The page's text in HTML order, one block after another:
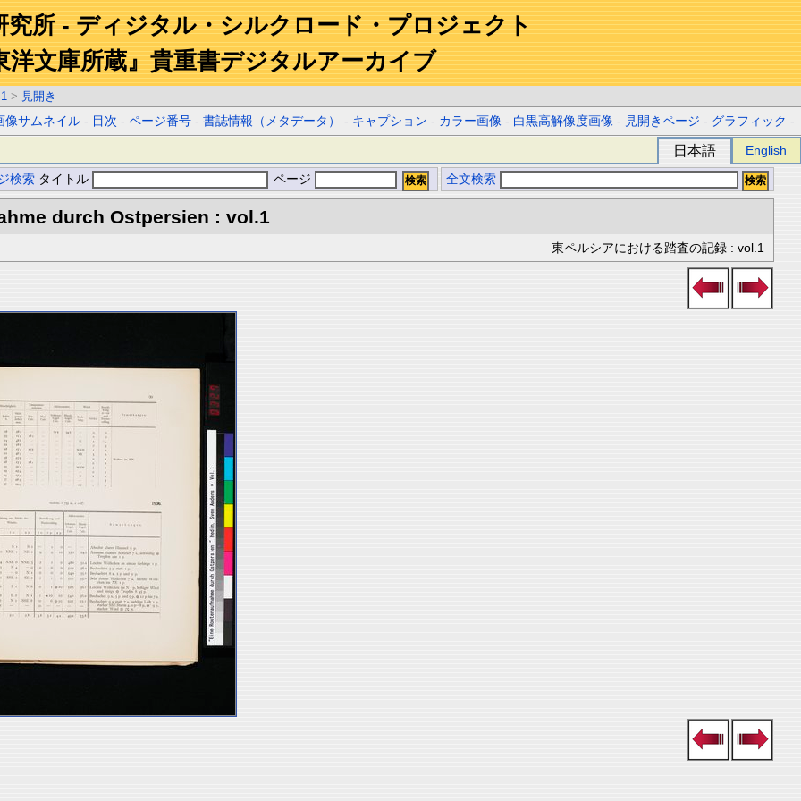
究所 - ディジタル・シルクロード・プロジェクト
洋文庫所蔵』貴重書デジタルアーカイブ
> 見開き
像サムネイル - 目次 -ページ番号 -書誌情報（メタデータ） - キャプション - カラー画像 - 白黒高解像度画像 - 見開きページ - グラフィック -
日本語 English
検索 タイトル ページ 全文検索
durch Ostpersien : vol.1
東ペルシアにおける踏査の記録 : vol.1